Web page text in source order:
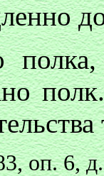
оп. 6, д.